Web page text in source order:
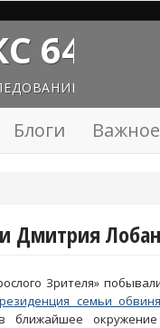
64
Блоги Важное
Дмитрия
Зрителя»
резиденция семьи
ближайшее